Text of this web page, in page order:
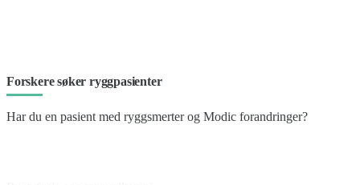
Forskere søker ryggpasienter
Har du en pasient med ryggsmerter og Modic forandringer?